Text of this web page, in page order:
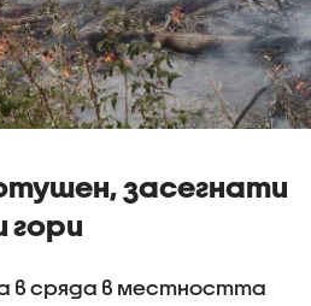
засегнати
гори
в сряда в местността